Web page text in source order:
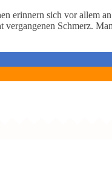
erinnern sich vor allem
Schmerz.